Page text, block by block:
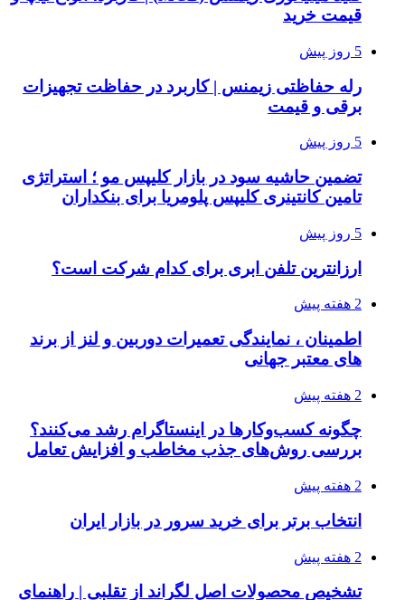
قیمت خرید
5 روز پیش
رله حفاظتی زیمنس | کاربرد در حفاظت تجهیزات
برقی و قیمت
5 روز پیش
تضمین حاشیه سود در بازار کلیپس مو ؛ استراتژی
تامین کانتینری کلیپس پلومریا برای بنکداران
5 روز پیش
ارزانترین تلفن ابری برای کدام شرکت است؟
2 هفته پیش
اطمینان ، نمایندگی تعمیرات دوربین و لنز از برند
های معتبر جهانی
2 هفته پیش
چگونه کسب‌وکارها در اینستاگرام رشد می‌کنند؟
بررسی روش‌های جذب مخاطب و افزایش تعامل
2 هفته پیش
انتخاب برتر برای خرید سرور در بازار ایران
2 هفته پیش
تشخیص محصولات اصل لگراند از تقلبی | راهنمای